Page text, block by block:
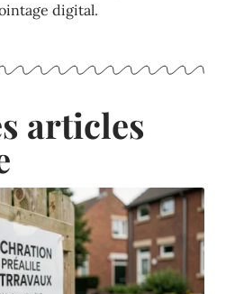
digital.
articles